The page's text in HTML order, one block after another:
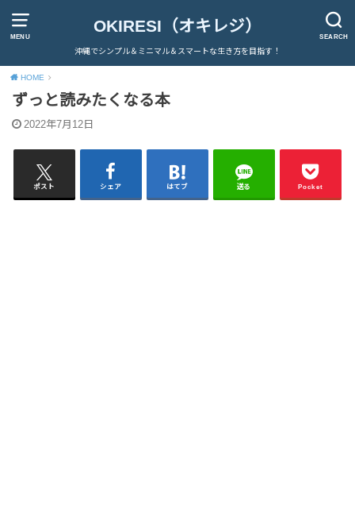
MENU SEARCH
OKIRESI（オキレジ）
沖縄でシンプル＆ミニマル＆スマートな生き方を目指す！
HOME
ずっと読みたくなる本
2022年7月12日
ポスト シェア はてブ 送る Pocket